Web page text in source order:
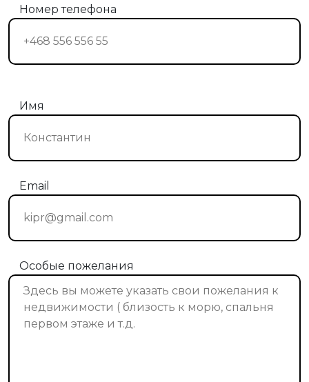
Номер телефона
Имя
Email
Особые пожелания